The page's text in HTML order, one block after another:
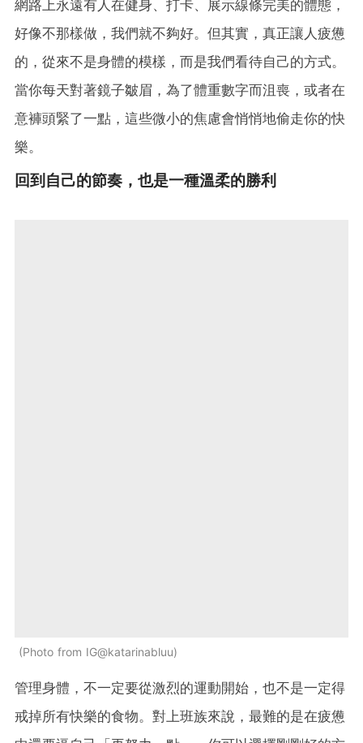
網路上永遠有人在健身、打卡、展示線條完美的體態，
好像不那樣做，我們就不夠好。但其實，真正讓人疲憊
的，從來不是身體的模樣，而是我們看待自己的方式。
當你每天對著鏡子皺眉，為了體重數字而沮喪，或者在
意褲頭緊了一點，這些微小的焦慮會悄悄地偷走你的快
樂。
回到自己的節奏，也是一種溫柔的勝利
Photo from IG@katarinabluu
管理身體，不一定要從激烈的運動開始，也不是一定得
戒掉所有快樂的食物。對上班族來說，最難的是在疲憊